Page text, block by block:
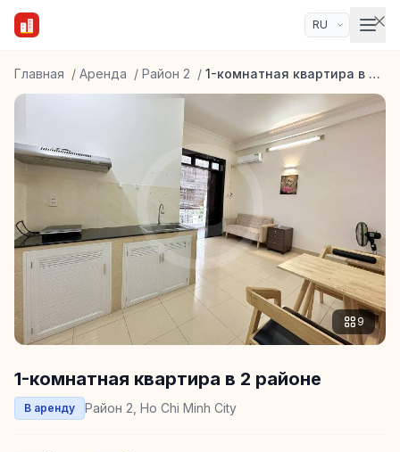
Главная / Аренда / Район 2 / 1-комнатная квартира в 2 районе
9
1-комнатная квартира в 2 районе
В аренду Район 2, Ho Chi Minh City